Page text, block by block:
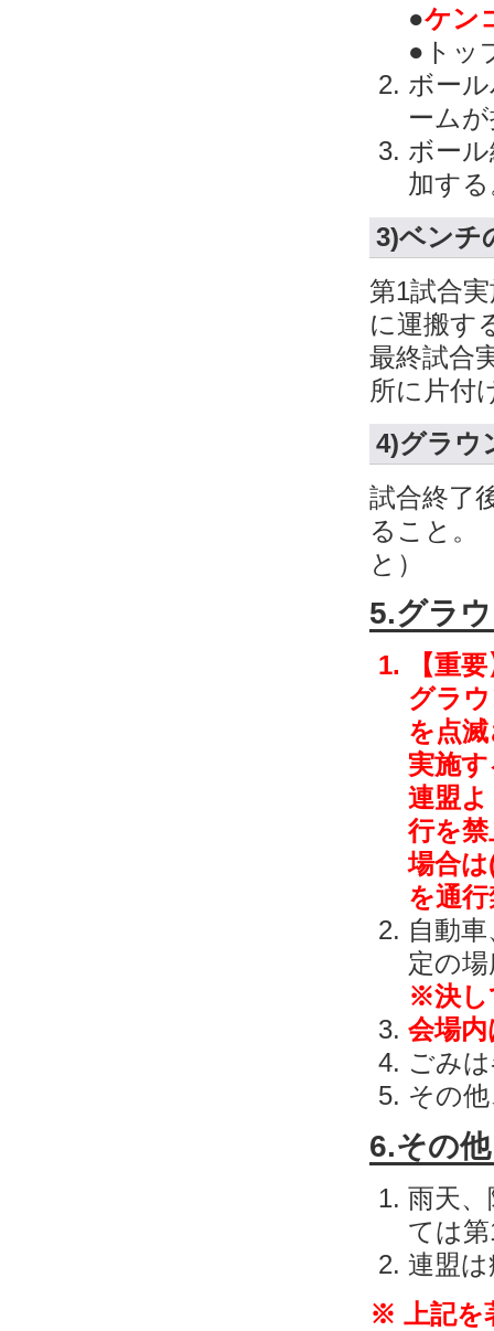
●ケン
●トッ
ボー
ーム
ボー
加す
3)ベンチ
第1試合
に運搬す
最終試合
所に片付
4)グラウ
試合終了
ること。
と）
5.グラ
【重
グラ
を点
実施
連盟
行を
場合
を通
自動
定の
※決し
会場
ごみ
その
6.その他
雨天
ては
連盟
※ 上記を